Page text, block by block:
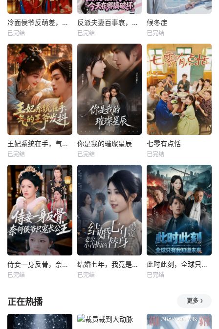
冷面侯爷反萌差，独宠作精继室啦
已完结
反派夫妻百事哀，今天在哪搞破坏
已完结
候冬症
已完结
王妃系统在手，气的王爷发抖
已完结
你是我的璀璨星辰
已完结
七零有点恬
已完结
侍妾一身反骨，奈何侯爷只宠长公主
已完结
结婚七年，我竟是老公小青梅的替身
已完结
此时此刻，全球只有我知道未来
已完结
正在热播 更多